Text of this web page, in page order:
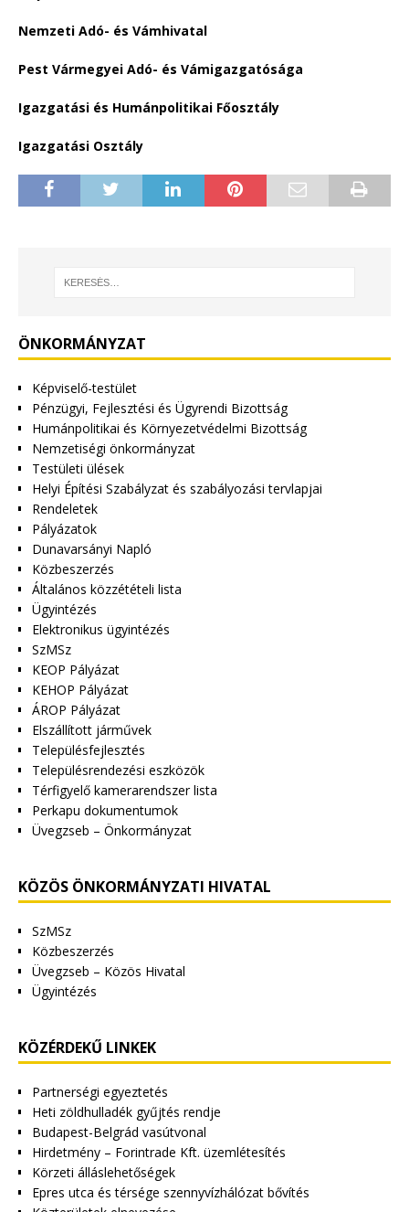
Nemzeti Adó- és Vámhivatal
Pest Vármegyei Adó- és Vámigazgatósága
Igazgatási és Humánpolitikai Főosztály
Igazgatási Osztály
ÖNKORMÁNYZAT
Képviselő-testület
Pénzügyi, Fejlesztési és Ügyrendi Bizottság
Humánpolitikai és Környezetvédelmi Bizottság
Nemzetiségi önkormányzat
Testületi ülések
Helyi Építési Szabályzat és szabályozási tervlapjai
Rendeletek
Pályázatok
Dunavarsányi Napló
Közbeszerzés
Általános közzétételi lista
Ügyintézés
Elektronikus ügyintézés
SzMSz
KEOP Pályázat
KEHOP Pályázat
ÁROP Pályázat
Elszállított járművek
Településfejlesztés
Településrendezési eszközök
Térfigyelő kamerarendszer lista
Perkapu dokumentumok
Üvegzseb – Önkormányzat
KÖZÖS ÖNKORMÁNYZATI HIVATAL
SzMSz
Közbeszerzés
Üvegzseb – Közös Hivatal
Ügyintézés
KÖZÉRDEKŰ LINKEK
Partnerségi egyeztetés
Heti zöldhulladék gyűjtés rendje
Budapest-Belgrád vasútvonal
Hirdetmény – Forintrade Kft. üzemlétesítés
Körzeti álláslehetőségek
Epres utca és térsége szennyvízhálózat bővítés